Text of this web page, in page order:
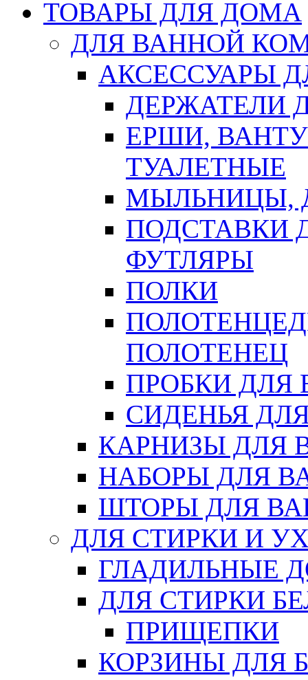
ТОВАРЫ ДЛЯ ДОМА
ДЛЯ ВАННОЙ
АКСЕССУАРЫ
ДЕРЖАТЕЛИ
ЕРШИ,
ТУАЛЕТНЫЕ
МЫЛЬНИЦЫ,
ПОДСТАВКИ
ФУТЛЯРЫ
ПОЛКИ
ПОЛОТЕНЕЦ
ПРОБКИ ДЛЯ
СИДЕНЬЯ
КАРНИЗЫ ДЛЯ
НАБОРЫ ДЛЯ
ШТОРЫ ДЛЯ
ДЛЯ СТИРКИ И
ГЛАДИЛЬНЫЕ
ДЛЯ СТИРКИ
ПРИЩЕПКИ
КОРЗИНЫ ДЛЯ